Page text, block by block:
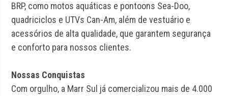
BRP, como motos aquáticas e pontoons Sea-Doo,
quadriciclos e UTVs Can-Am, além de vestuário e
acessórios de alta qualidade, que garantem segurança
e conforto para nossos clientes.
Nossas Conquistas
Com orgulho, a Marr Sul já comercializou mais de 4.000